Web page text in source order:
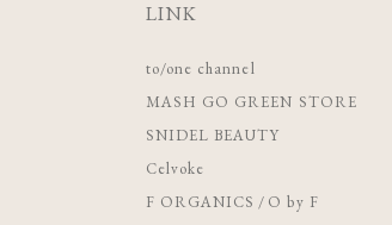
LINK
to/one channel
MASH GO GREEN STORE
SNIDEL BEAUTY
Celvoke
F ORGANICS / O by F